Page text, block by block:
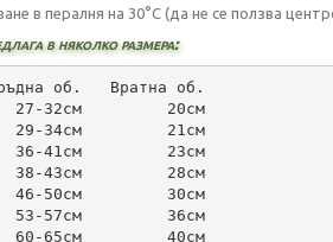
в пералня на 30°C (да не се ползва
в няколко размера:
об.   Вратна об.
27-32см         20см
29-34см         21см
36-41см         23см
38-43см         28см
46-50см         30см
53-57см         36см
60-65см         40см